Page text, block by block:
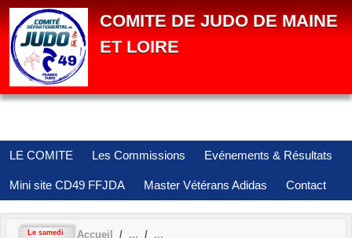
COMITE DE JUDO DE MAINE
ET LOIRE
LE COMITE Les Commissions Evénements & Résultats
Mini site CD49 FFJDA Master Vétérans Adidas Contact
Le samedi
Accueil
Panneau de gestion des cookies